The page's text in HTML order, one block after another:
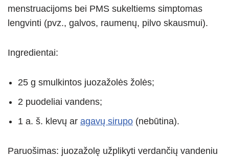
menstruacijoms bei PMS sukeltiems simptomas
lengvinti (pvz., galvos, raumenų, pilvo skausmui).
Ingredientai:
25 g smulkintos juozažolės žolės;
2 puodeliai vandens;
1 a. š. klevų ar agavų sirupo (nebūtina).
Paruošimas: juozažolę užplikyti verdančių vandeniu